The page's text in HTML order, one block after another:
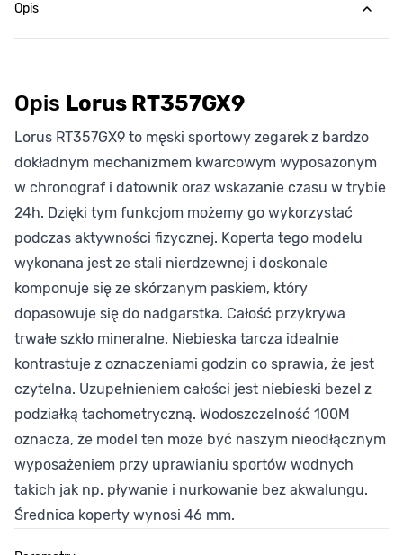
Opis
Opis Lorus RT357GX9
Lorus RT357GX9 to męski sportowy zegarek z bardzo
dokładnym mechanizmem kwarcowym wyposażonym
w chronograf i datownik oraz wskazanie czasu w trybie
24h. Dzięki tym funkcjom możemy go wykorzystać
podczas aktywności fizycznej. Koperta tego modelu
wykonana jest ze stali nierdzewnej i doskonale
komponuje się ze skórzanym paskiem, który
dopasowuje się do nadgarstka. Całość przykrywa
trwałe szkło mineralne. Niebieska tarcza idealnie
kontrastuje z oznaczeniami godzin co sprawia, że jest
czytelna. Uzupełnieniem całości jest niebieski bezel z
podziałką tachometryczną. Wodoszczelność 100M
oznacza, że model ten może być naszym nieodłącznym
wyposażeniem przy uprawianiu sportów wodnych
takich jak np. pływanie i nurkowanie bez akwalungu.
Średnica koperty wynosi 46 mm.